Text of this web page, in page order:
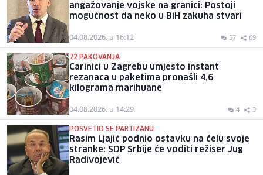
angažovanje vojske na granici: Postoji
mogućnost da neko u BiH zakuha stvari
04.08.2026. u 16:12 57 69
72 PAKOVANJA
Carinici u Zagrebu umjesto instant
rezanaca u paketima pronašli 4,6
kilograma marihuane
04.08.2026. u 14:29 4 3
POSVETIO SE PARTIZANU
Rasim Ljajić podnio ostavku na čelu svoje
stranke: SDP Srbije će voditi režiser Jug
Radivojević